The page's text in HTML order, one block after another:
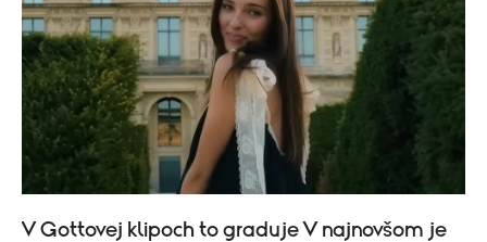
V Gottovej klipoch to graduje V najnovšom je